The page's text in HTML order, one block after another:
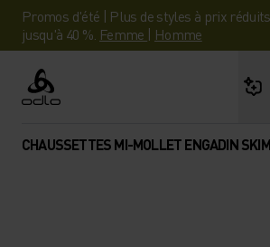
Promos d'été | Plus de styles à prix
jusqu'à 40 %. Femme | Homme
Odlo
CHAUSSETTES MI-MOLLET ENGADIN